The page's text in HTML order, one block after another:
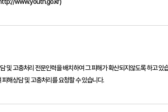
및 고충처리 전문인력을 배치하여 그 피해가 확산되지않도록 하고 있
해상담 및 고충처리를 요청할 수 있습니다.